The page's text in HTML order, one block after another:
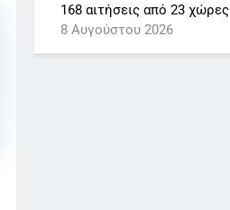
168 αιτήσεις από 23 χώρες
8 Αυγούστου 2026